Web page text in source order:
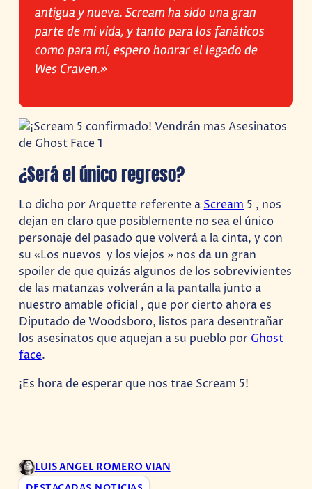
antigua y nueva. Scream ha sido una gran
parte de mi vida, y tanto para los fanáticos
como para mí, espero honrar el legado de
Wes Craven.»
¿Será el único regreso?
Lo dicho por Arquette referente a Scream 5 , nos
dejan en claro que posiblemente no sea el único
personaje del pasado que volverá a la cinta, y con
su «Los nuevos y los viejos » nos da un gran
spoiler de que quizás algunos de los sobrevivientes
de las matanzas volverán a la pantalla junto a
nuestro amable oficial , que por cierto ahora es
Diputado de Woodsboro, listos para desentrañar
los asesinatos que aquejan a su pueblo por Ghost
face.
¡Es hora de esperar que nos trae Scream 5!
LUIS ANGEL ROMERO VIAN